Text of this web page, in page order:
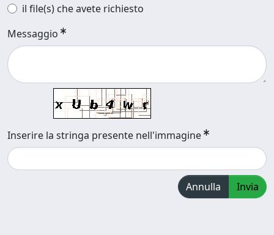
il file(s) che avete richiesto
Messaggio
Inserire la stringa presente nell'immagine
Annulla Invia